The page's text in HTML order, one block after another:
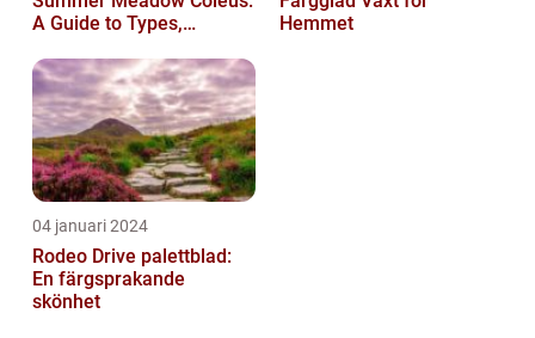
A Guide to Types,
Historical Signific...
Hemmet
04 januari 2024
Rodeo Drive palettblad:
En färgsprakande
skönhet